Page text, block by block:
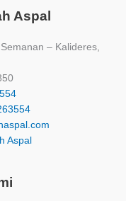
Aspal
– Kalideres,
Aspal